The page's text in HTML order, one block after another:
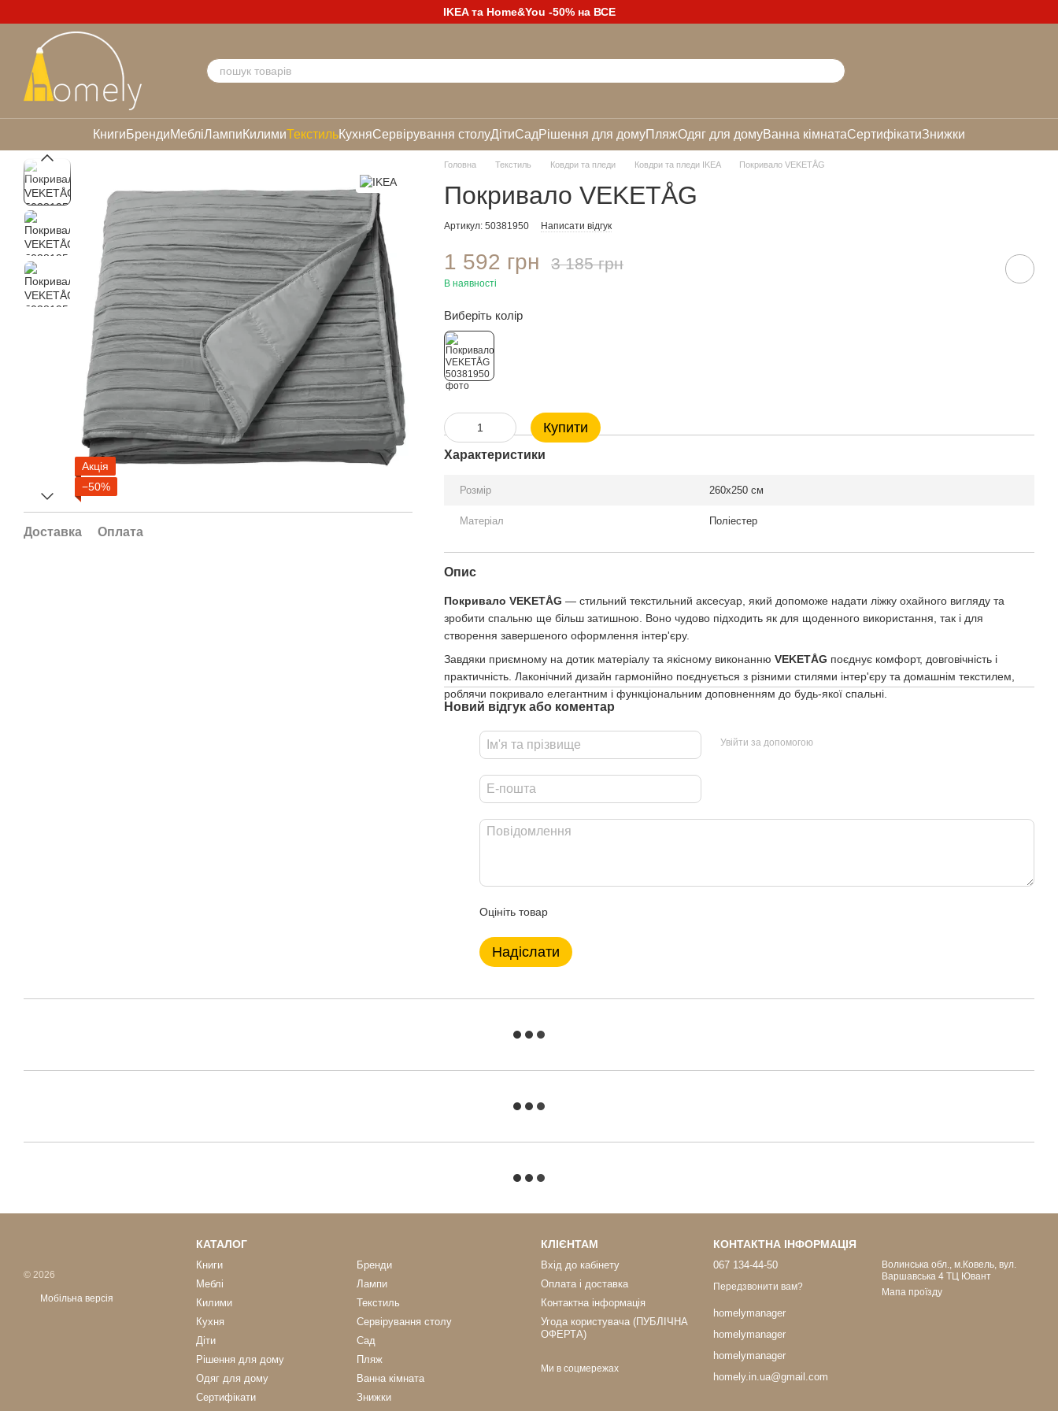
IKEA та Home&You -50% на ВСЕ
КнигиБрендиМебліЛампиКилимиТекстильКухняСервірування столуДітиСадРішення для домуПляжОдяг для домуВанна кімнатаСертифікатиЗнижки
Акція
−50%
Доставка Оплата
Головна Текстиль Ковдри та пледи Ковдри та пледи IKEA Покривало VEKETÅG
Покривало VEKETÅG
Артикул: 50381950 Написати відгук
1 592 грн 3 185 грн
В наявності
Виберіть колір
Купити
Характеристики
Розмір 260x250 см
Матеріал Поліестер
Опис
Покривало VEKETÅG — стильний текстильний аксесуар, який допоможе надати ліжку охайного вигляду та
зробити спальню ще більш затишною. Воно чудово підходить як для щоденного використання, так і для
створення завершеного оформлення інтер'єру.
Завдяки приємному на дотик матеріалу та якісному виконанню VEKETÅG поєднує комфорт, довговічність і
практичність. Лаконічний дизайн гармонійно поєднується з різними стилями інтер'єру та домашнім текстилем,
роблячи покривало елегантним і функціональним доповненням до будь-якої спальні.
Новий відгук або коментар
Увійти за допомогою
Оцініть товар
Надіслати
© 2026
Мобільна версія
КАТАЛОГ
Книги
Бренди
Меблі
Лампи
Килими
Текстиль
Кухня
Сервірування столу
Діти
Сад
Рішення для дому
Пляж
Одяг для дому
Ванна кімната
Сертифікати
Знижки
КЛІЄНТАМ
Вхід до кабінету
Оплата і доставка
Контактна інформація
Угода користувача (ПУБЛІЧНА
ОФЕРТА)
Ми в соцмережах
КОНТАКТНА ІНФОРМАЦІЯ
067 134-44-50
Передзвонити вам?
homelymanager
homelymanager
homelymanager
homely.in.ua@gmail.com
Волинська обл., м.Ковель, вул.
Варшавська 4 ТЦ Ювант
Мапа проїзду